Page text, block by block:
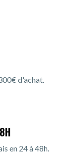
d'achat.
en 24 à 48h.